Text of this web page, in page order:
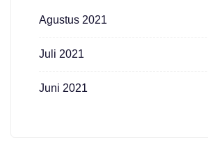
Agustus 2021
Juli 2021
Juni 2021